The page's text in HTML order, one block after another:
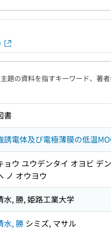
題の資料を指すキーワード、著者
書
誘電体及び電極薄膜の低温
ョウ ユウデンタイ オヨビ デ
ノ オウヨウ
水, 勝, 姫路工業大学
水, 勝 シミズ, マサル